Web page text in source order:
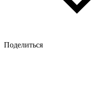
Поделиться